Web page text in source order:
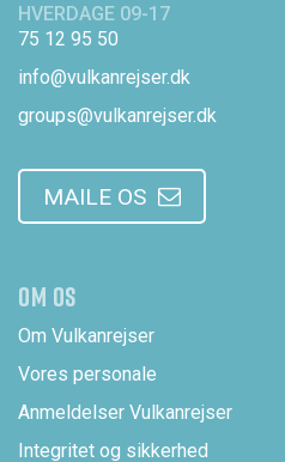
HVERDAGE 09-17
75 12 95 50
info@vulkanrejser.dk
groups@vulkanrejser.dk
MAILE OS
OM OS
Om Vulkanrejser
Vores personale
Anmeldelser Vulkanrejser
Integritet og sikkerhed